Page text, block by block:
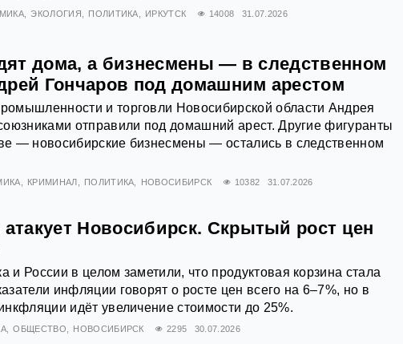
ЭКОЛОГИЯ ПОЛИТИКА ИРКУТСК 14008 31.07.2026
дома, а бизнесмены — в следственном
Гончаров под домашним арестом
и торговли Новосибирской области Андрея
отправили под домашний арест. Другие фигуранты
— новосибирские бизнесмены — остались в следственном
КРИМИНАЛ ПОЛИТИКА НОВОСИБИРСК 10382 31.07.2026
Новосибирск. Скрытый рост цен
и России в целом заметили, что продуктовая корзина стала
инфляции говорят о росте цен всего на 6–7%, но в
идёт увеличение стоимости до 25%.
ОБЩЕСТВО НОВОСИБИРСК 2295 30.07.2026